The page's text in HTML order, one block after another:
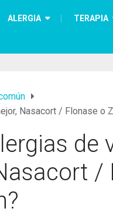
ALERGIA TERAPIA
Nasacort / Flonase o
de
/